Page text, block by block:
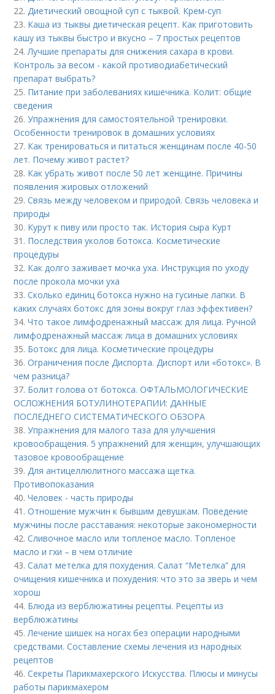
22.Диетический овощной суп с тыквой. Крем-суп
23. Каша из тыквы диетическая рецепт. Как приготовить
кашу из тыквы быстро и вкусно – 7 простых рецептов
24.Лучшие препараты для снижения сахара в крови.
Контроль за весом - какой противодиабетический
препарат выбрать?
25. Питание при заболеваниях кишечника. Колит: общие
сведения
26.Упражнения для самостоятельной тренировки.
Особенности тренировок в домашних условиях
27. Как тренироваться и питаться женщинам после 40-50
лет. Почему живот растет?
28. Как убрать живот после 50 лет женщине. Причины
появления жировых отложений
29.Связь между человеком и природой. Связь человека и
природы
30. Курут к пиву или просто так. История сыра Курт
31. Последствия уколов ботокса. Косметические
процедуры
32. Как долго заживает мочка уха. Инструкция по уходу
после прокола мочки уха
33.Сколько единиц ботокса нужно на гусиные лапки. В
каких случаях ботокс для зоны вокруг глаз эффективен?
34.Что такое лимфодренажный массаж для лица. Ручной
лимфодренажный массаж лица в домашних условиях
35. Ботокс для лица. Косметические процедуры
36.Ограничения после Диспорта. Диспорт или «ботокс». В
чем разница?
37. Болит голова от ботокса. ОФТАЛЬМОЛОГИЧЕСКИЕ
ОСЛОЖНЕНИЯ БОТУЛИНОТЕРАПИИ: ДАННЫЕ
ПОСЛЕДНЕГО СИСТЕМАТИЧЕСКОГО ОБЗОРА
38.Упражнения для малого таза для улучшения
кровообращения. 5 упражнений для женщин, улучшающих
тазовое кровообращение
39.Для антицеллюлитного массажа щетка.
Противопоказания
40.Человек - часть природы
41.Отношение мужчин к бывшим девушкам. Поведение
мужчины после расставания: некоторые закономерности
42.Сливочное масло или топленое масло. Топленое
масло и гхи – в чем отличие
43.Салат метелка для похудения. Салат “Метелка” для
очищения кишечника и похудения: что это за зверь и чем
хорош
44. Блюда из верблюжатины рецепты. Рецепты из
верблюжатины
45.Лечение шишек на ногах без операции народными
средствами. Составление схемы лечения из народных
рецептов
46.Секреты Парикмахерского Искусства. Плюсы и минусы
работы парикмахером